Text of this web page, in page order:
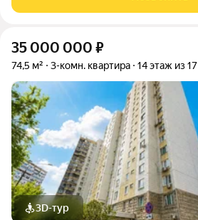
35 000 000 ₽
74,5 м² 3-комн. квартира 14 этаж из 17
3D-тур